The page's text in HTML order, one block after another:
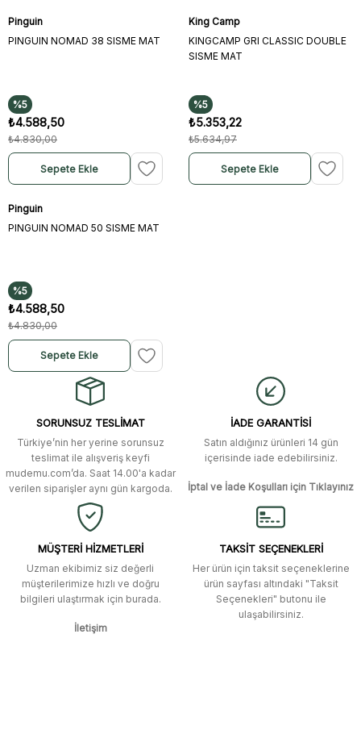
Pinguin
PINGUIN NOMAD 38 SISME MAT
%5
₺4.588,50
₺4.830,00
Sepete Ekle
King Camp
KINGCAMP GRI CLASSIC DOUBLE
SISME MAT
%5
₺5.353,22
₺5.634,97
Sepete Ekle
Pinguin
PINGUIN NOMAD 50 SISME MAT
%5
₺4.588,50
₺4.830,00
Sepete Ekle
SORUNSUZ TESLİMAT
Türkiye’nin her yerine sorunsuz
teslimat ile alışveriş keyfi
mudemu.com’da. Saat 14.00'a kadar
verilen siparişler aynı gün kargoda.
İADE GARANTİSİ
Satın aldığınız ürünleri 14 gün
içerisinde iade edebilirsiniz.
İptal ve İade Koşulları için Tıklayınız
MÜŞTERİ HİZMETLERİ
Uzman ekibimiz siz değerli
müşterilerimize hızlı ve doğru
bilgileri ulaştırmak için burada.
İletişim
TAKSİT SEÇENEKLERİ
Her ürün için taksit seçeneklerine
ürün sayfası altındaki "Taksit
Seçenekleri" butonu ile
ulaşabilirsiniz.